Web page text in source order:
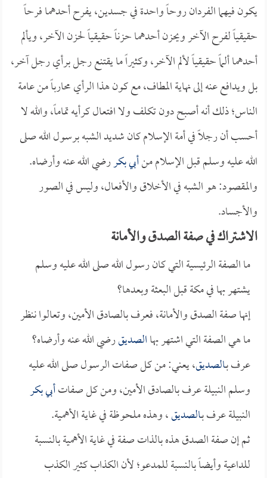
يكون فيهما الفردان روحاً واحدة في جسدين، يفرح أحدهما فرحاً
حقيقياً لفرح الآخر ويحزن أحدهما حزناً حقيقياً لحزن الآخر، ويألم
أحدهما ألماً حقيقياً لألم الآخر، وكثيراً ما يقتنع رجل برأي رجل آخر،
بل ويدافع عنه إلى نهاية المطاف، مع كون هذا الرأي محارباً من عامة
الناس؛ ذلك أنه أصبح دون تكلف ولا افتعال كرأيه تماماً، والله لا
أحسب أن رجلاً في أمة الإسلام كان شديد الشبه برسول الله صلى
الله عليه وسلم قبل الإسلام منأبي بكررضي الله عنه وأرضاه.
والمقصود: هو الشبه في الأخلاق والأفعال، وليس في الصور
والأجساد.
الاشتراك في صفة الصدق والأمانة
ما الصفة الرئيسية التي كان رسول الله صلى الله عليه وسلم
يشتهر بها في مكة قبل البعثة وبعدها؟
إنها صفة الصدق والأمانة، فعرف بالصادق الأمين، وتعالوا ننظر
ما هي الصفة التي اشتهر بهاالصديقرضي الله عنه وأرضاه؟
عرف بـالصديق، يعني: من كل صفات الرسول صلى الله عليه
وسلم النبيلة عرف بالصادق الأمين، ومن كل صفاتأبي بكر
النبيلة عرف بـالصديق، وهذه ملحوظة في غاية الأهمية.
ثم إن صفة الصدق هذه بالذات صفة في غاية الأهمية بالنسبة
للداعية وأيضاً بالنسبة للمدعو؛ لأن الكذاب كثير الكذب